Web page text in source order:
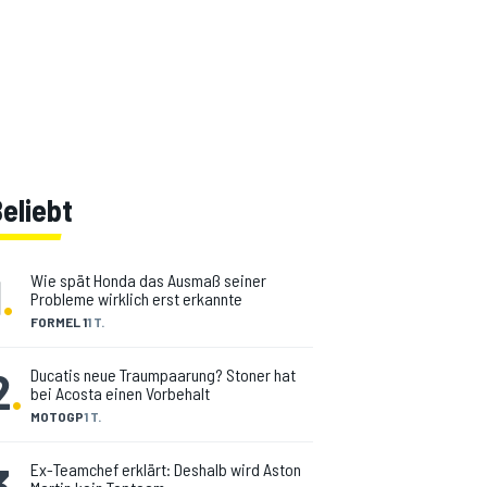
. FORMEL 11 T.
Wie spät Honda das Ausmaß seiner
Probleme wirklich erst erkannte
. MOTOGP1 T.
Ducatis neue Traumpaarung? Stoner hat
bei Acosta einen Vorbehalt
Ex-Teamchef erklärt: Deshalb wird Aston